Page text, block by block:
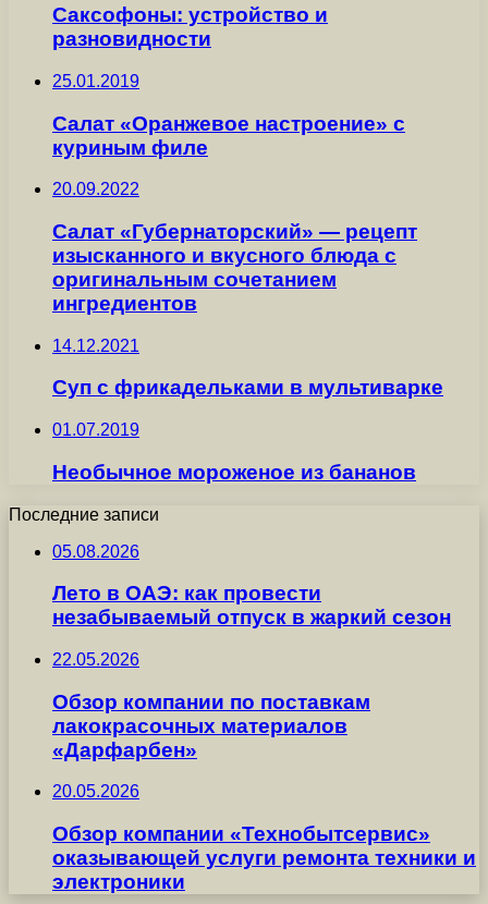
Саксофоны: устройство и
разновидности
25.01.2019
Салат «Оранжевое настроение» с
куриным филе
20.09.2022
Салат «Губернаторский» — рецепт
изысканного и вкусного блюда с
оригинальным сочетанием
ингредиентов
14.12.2021
Суп с фрикадельками в мультиварке
01.07.2019
Необычное мороженое из бананов
Последние записи
05.08.2026
Лето в ОАЭ: как провести
незабываемый отпуск в жаркий сезон
22.05.2026
Обзор компании по поставкам
лакокрасочных материалов
«Дарфарбен»
20.05.2026
Обзор компании «Технобытсервис»
оказывающей услуги ремонта техники и
электроники